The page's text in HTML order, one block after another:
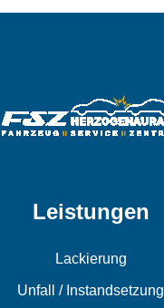
Leistungen
Lackierung
Unfall / Instandsetzung